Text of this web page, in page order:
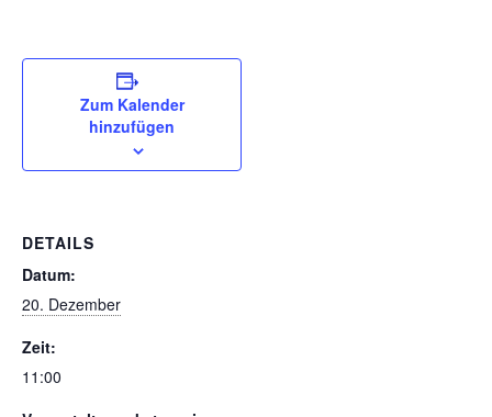
Zum Kalender
hinzufügen
DETAILS
Datum:
20. Dezember
Zeit:
11:00